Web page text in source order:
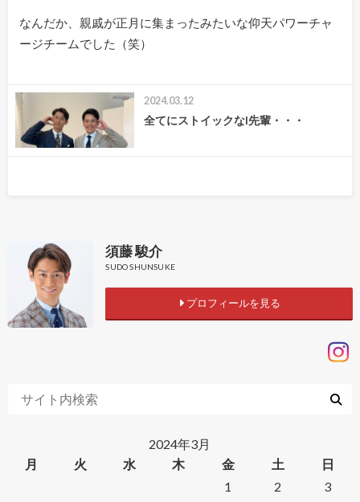
なんだか、親戚が正月に集まったみたいな仰天パワーチャ
ージチームでした（笑）
2024.03.12
全てにストイックなI先輩・・・
須藤 駿介
SUDO SHUNSUKE
プロフィールを見る
2024年3月
月
火 水 木 金 土
日
1
2
3